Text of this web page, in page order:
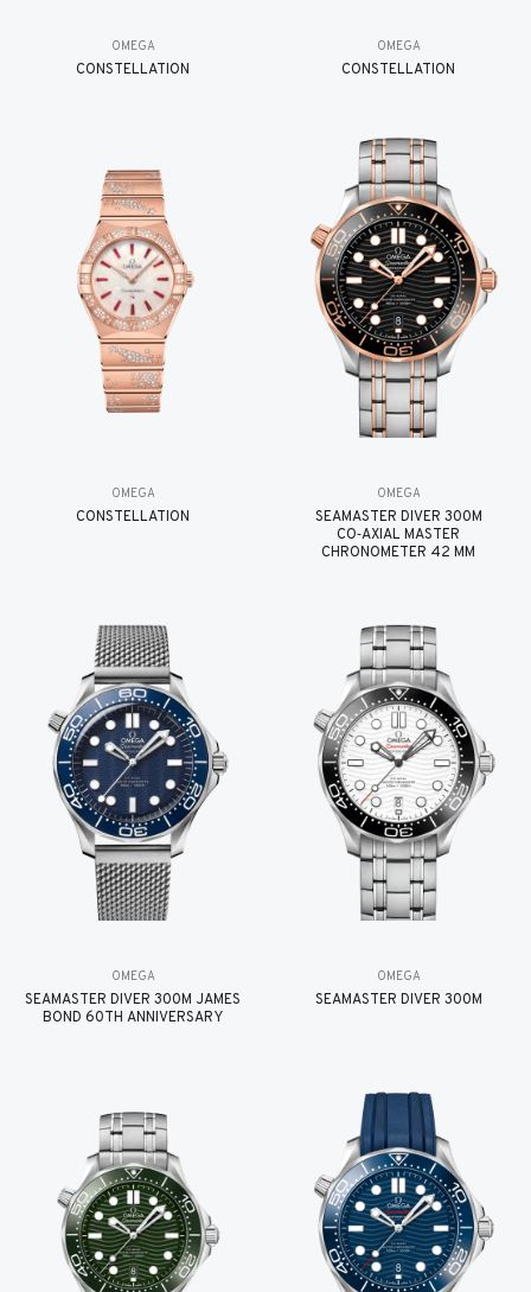
OMEGA
CONSTELLATION
OMEGA
CONSTELLATION
OMEGA
CONSTELLATION
OMEGA
SEAMASTER DIVER 300M
CO‑AXIAL MASTER
CHRONOMETER 42 MM
OMEGA
SEAMASTER DIVER 300M JAMES
BOND 60TH ANNIVERSARY
OMEGA
SEAMASTER DIVER 300M